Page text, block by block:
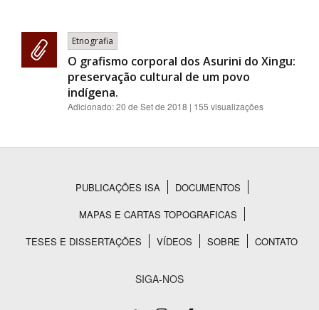
Etnografia
O grafismo corporal dos Asurini do Xingu:
preservação cultural de um povo
indígena.
Adicionado:20 de Set de 2018 | 155 visualizações
Rodapé
PUBLICAÇÕES ISA
DOCUMENTOS
MAPAS E CARTAS TOPOGRAFICAS
TESES E DISSERTAÇÕES
VÍDEOS SOBRE CONTATO
SIGA-NOS